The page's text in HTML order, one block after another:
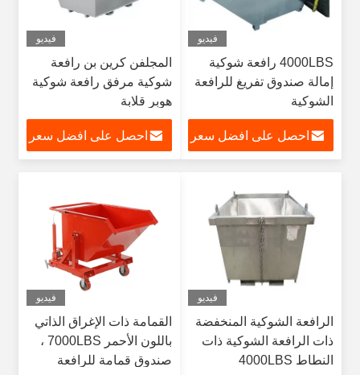
فيديو
4000LBS رافعة شوكية
إمالة صندوق تفريغ للرافعة
الشوكية
احصل على افضل سعر
فيديو
المجلفن كرين بن رافعة
شوكية مرفق رافعة شوكية
هوبر قلابة
احصل على افضل سعر
فيديو
الرافعة الشوكية المنخفضة
ذات الرافعة الشوكية ذات
النطاط 4000LBS
فيديو
القمامة ذات الإغراق الذاتي
باللون الأحمر 7000LBS ،
صندوق قمامة للرافعة